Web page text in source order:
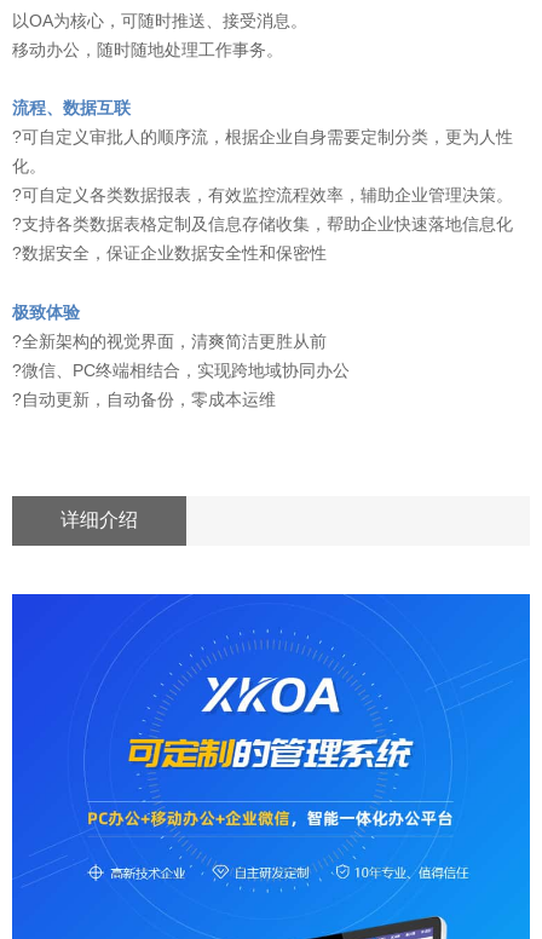
以OA为核心，可随时推送、接受消息。
移动办公，随时随地处理工作事务。
流程、数据互联
?可自定义审批人的顺序流，根据企业自身需要定制分类，更为人性
化。
?可自定义各类数据报表，有效监控流程效率，辅助企业管理决策。
?支持各类数据表格定制及信息存储收集，帮助企业快速落地信息化
?数据安全，保证企业数据安全性和保密性
极致体验
?全新架构的视觉界面，清爽简洁更胜从前
?微信、PC终端相结合，实现跨地域协同办公
?自动更新，自动备份，零成本运维
详细介绍